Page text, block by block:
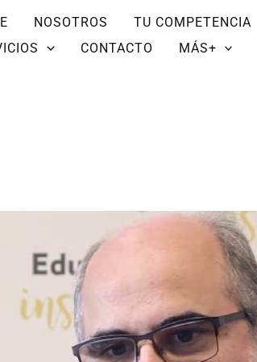
NOSOTROS TU COMPETENCIA
CONTACTO MÁS+